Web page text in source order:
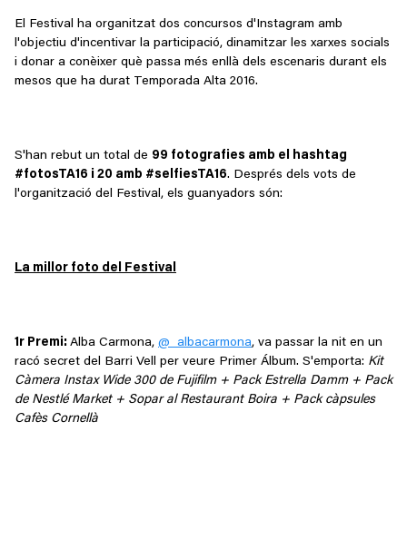
El Festival ha organitzat dos concursos d'Instagram amb
l'objectiu d'incentivar la participació, dinamitzar les xarxes socials
i donar a conèixer què passa més enllà dels escenaris durant els
mesos que ha durat Temporada Alta 2016.
S'han rebut un total de 99 fotografies amb el hashtag
#fotosTA16 i 20 amb #selfiesTA16. Després dels vots de
l'organització del Festival, els guanyadors són:
La millor foto del Festival
1r Premi: Alba Carmona, @_albacarmona, va passar la nit en un
racó secret del Barri Vell per veure Primer Álbum. S'emporta: Kit
Càmera Instax Wide 300 de Fujifilm + Pack Estrella Damm + Pack
de Nestlé Market + Sopar al Restaurant Boira + Pack càpsules
Cafès Cornellà